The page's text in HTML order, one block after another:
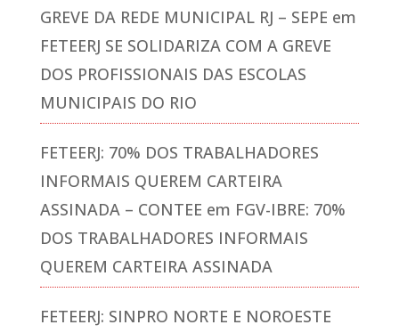
GREVE DA REDE MUNICIPAL RJ – SEPE em
FETEERJ SE SOLIDARIZA COM A GREVE
DOS PROFISSIONAIS DAS ESCOLAS
MUNICIPAIS DO RIO
FETEERJ: 70% DOS TRABALHADORES
INFORMAIS QUEREM CARTEIRA
ASSINADA – CONTEE em FGV-IBRE: 70%
DOS TRABALHADORES INFORMAIS
QUEREM CARTEIRA ASSINADA
FETEERJ: SINPRO NORTE E NOROESTE